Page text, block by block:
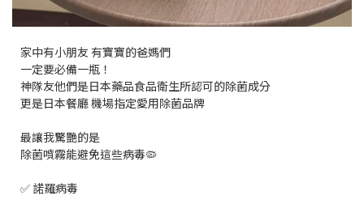
家中有小朋友 有寶寶的爸媽們
一定要必備一瓶！
神隊友他們是日本藥品食品衛生所認可的除菌成分
更是日本餐廳 機場指定愛用除菌品牌
最讓我驚艷的是
除菌噴霧能避免這些病毒🦠
✅ 諾羅病毒